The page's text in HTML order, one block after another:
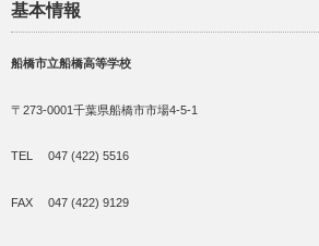
基本情報
船橋市立船橋高等学校
〒273-0001千葉県船橋市市場4-5-1
TEL 047 (422) 5516
FAX 047 (422) 9129